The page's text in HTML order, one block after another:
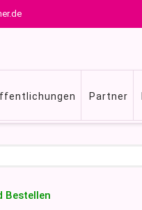
Partner
Bestellen